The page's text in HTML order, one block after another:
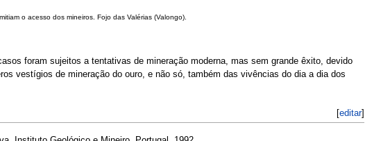
o acesso dos mineiros. Fojo das Valérias (Valongo).
foram sujeitos a tentativas de mineração moderna, mas sem grande êxito, devido
vestígios de mineração do ouro, e não só, também das vivências do dia a dia dos
[editar]